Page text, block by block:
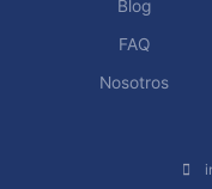
Blog
FAQ
Nosotros